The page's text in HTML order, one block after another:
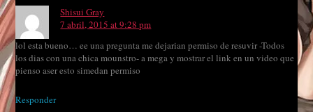
Shisui Gray
7 abril, 2015 at 9:28 pm
lol esta bueno… ee una pregunta me dejarian permiso de resuvir -Todos
los dias con una chica mounstro- a mega y mostrar el link en un video que
pienso aser esto simedan permiso
Responder